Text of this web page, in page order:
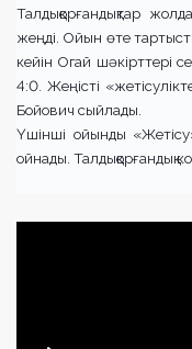
Талдықорғандықтар
жеңді. Ойын өте
кейін Огай шәкірттері
4:0. Жеңісті
Бойович сыйлады.
Үшінші ойынды
ойнады. Талдықорғандық